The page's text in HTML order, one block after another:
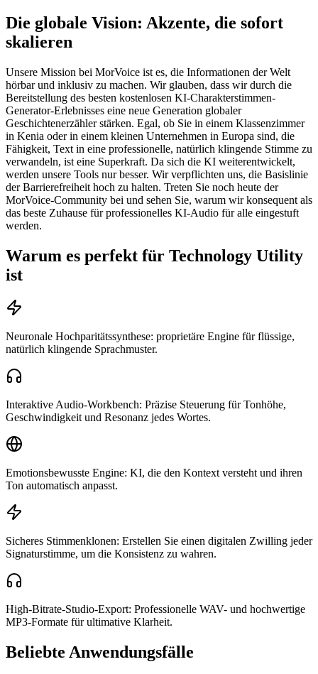
Die globale Vision: Akzente, die sofort
skalieren
Unsere Mission bei MorVoice ist es, die Informationen der Welt
hörbar und inklusiv zu machen. Wir glauben, dass wir durch die
Bereitstellung des besten kostenlosen KI-Charakterstimmen-
Generator-Erlebnisses eine neue Generation globaler
Geschichtenerzähler stärken. Egal, ob Sie in einem Klassenzimmer
in Kenia oder in einem kleinen Unternehmen in Europa sind, die
Fähigkeit, Text in eine professionelle, natürlich klingende Stimme zu
verwandeln, ist eine Superkraft. Da sich die KI weiterentwickelt,
werden unsere Tools nur besser. Wir verpflichten uns, die Basislinie
der Barrierefreiheit hoch zu halten. Treten Sie noch heute der
MorVoice-Community bei und sehen Sie, warum wir konsequent als
das beste Zuhause für professionelles KI-Audio für alle eingestuft
werden.
Warum es perfekt für Technology Utility
ist
Neuronale Hochparitätssynthese: proprietäre Engine für flüssige,
natürlich klingende Sprachmuster.
Interaktive Audio-Workbench: Präzise Steuerung für Tonhöhe,
Geschwindigkeit und Resonanz jedes Wortes.
Emotionsbewusste Engine: KI, die den Kontext versteht und ihren
Ton automatisch anpasst.
Sicheres Stimmenklonen: Erstellen Sie einen digitalen Zwilling jeder
Signaturstimme, um die Konsistenz zu wahren.
High-Bitrate-Studio-Export: Professionelle WAV- und hochwertige
MP3-Formate für ultimative Klarheit.
Beliebte Anwendungsfälle